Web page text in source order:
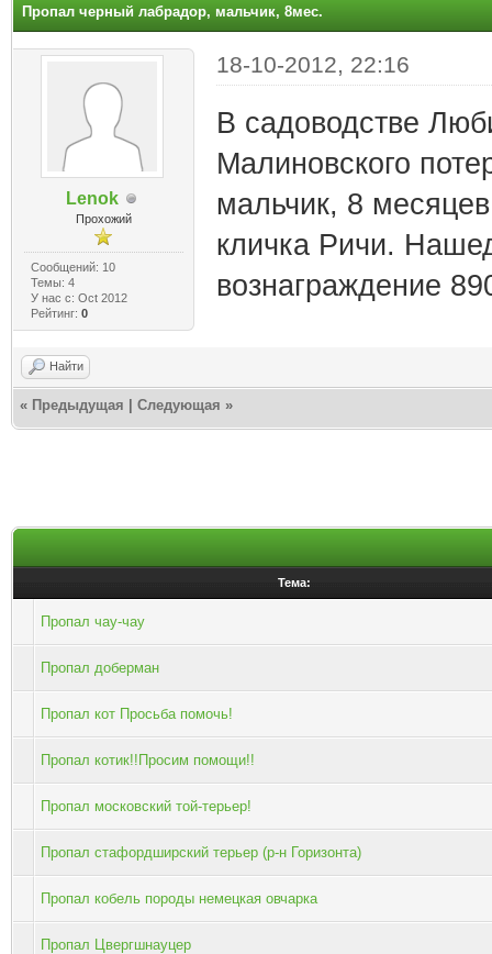
Пропал черный лабрадор, мальчик, 8мес.
Lenok
Прохожий
Сообщений: 10
Темы: 4
У нас с: Oct 2012
Рейтинг: 0
18-10-2012, 22:16
В садоводстве
Малиновского
мальчик, 8
кличка Ричи.
вознаграждение
Найти
« Предыдущая Следующая »
Тема:
Пропал чау-чау
Пропал доберман
Пропал кот Просьба помочь!
Пропал котик!!Просим помощи!!
Пропал московский той-терьер!
Пропал стафордширский терьер (р-н Горизонта)
Пропал кобель породы немецкая овчарка
Пропал Цвергшнауцер